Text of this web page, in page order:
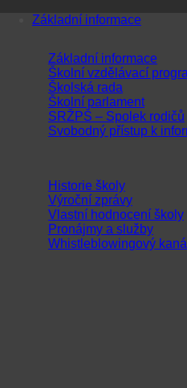
PřeskočitZákladní informace
Základní informace
Školní vzdělávací
Školská rada
Školní parlament
SRŽPŠ – Spolek rodičů
Svobodný přístup k
Historie školy
Výroční zprávy
Vlastní hodnocení školy
Pronájmy a služby
Whistleblowingový kanál